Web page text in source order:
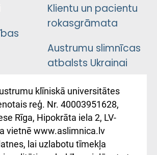
nokļūt
Klientu un pacientu
rokasgrāmata
Austrumu slimnīcas
atbalsts Ukrainai
Підтримка Східної
лікарні та співпраця з
Україною
klīniskā universitātes
reģ. Nr. 40003951628,
Rīga, Hipokrāta iela 2, LV-
vietnē www.aslimnica.lv
lai uzlabotu tīmekļa